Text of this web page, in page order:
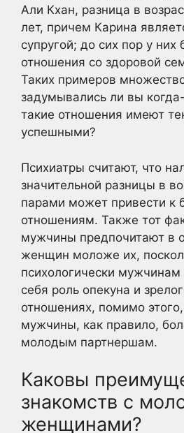
Али Кхан, разница в
лет, причем Карина
супругой; до сих пор у
отношения со здоровой
Таких примеров
задумывались ли вы
такие отношения имеют
успешными?
Психиатры считают, что
значительной разницы в
парами может привести к
отношениям. Также тот
мужчины предпочитают в
женщин моложе их,
психологически мужчинам
себя роль опекуна и
отношениях, помимо
мужчины, как правило,
молодым партнершам.
Каковы
знакомств с
женщинами?